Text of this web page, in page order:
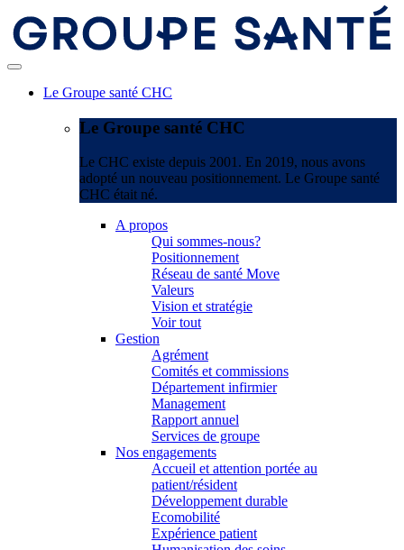
Le Groupe santé CHC
Le Groupe santé CHC
Le CHC existe depuis 2001. En 2019, nous avons
adopté un nouveau positionnement. Le Groupe santé
CHC était né.
A propos
Qui sommes-nous?
Positionnement
Réseau de santé Move
Valeurs
Vision et stratégie
Voir tout
Gestion
Agrément
Comités et commissions
Département infirmier
Management
Rapport annuel
Services de groupe
Nos engagements
Accueil et attention portée au
patient/résident
Développement durable
Ecomobilité
Expérience patient